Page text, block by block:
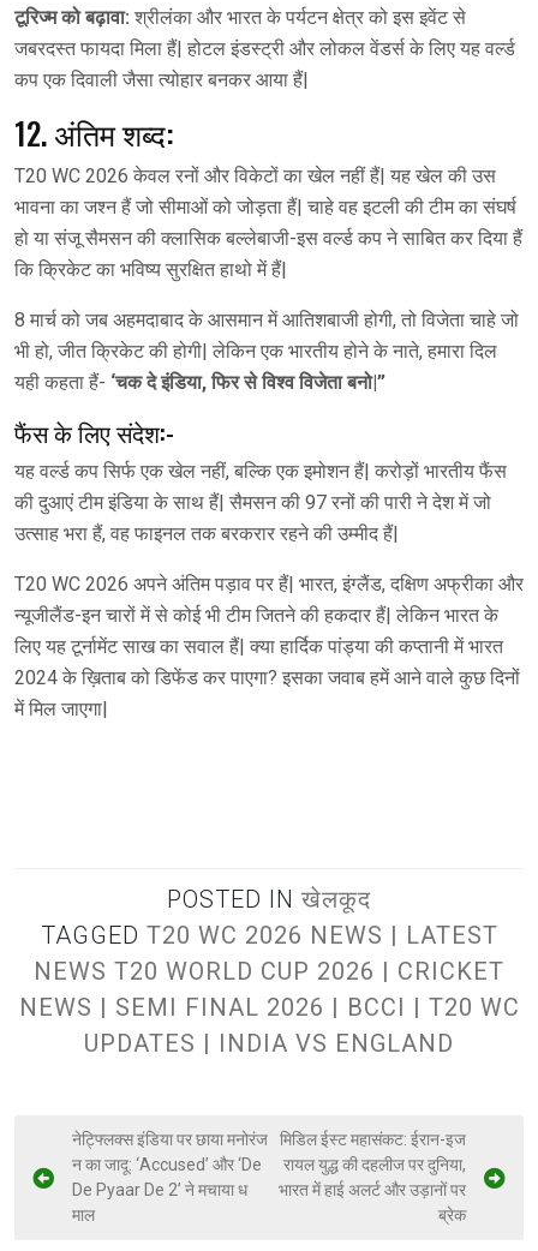
टूरिज्म को बढ़ावा: श्रीलंका और भारत के पर्यटन क्षेत्र को इस इवेंट से
जबरदस्त फायदा मिला हैं| होटल इंडस्ट्री और लोकल वेंडर्स के लिए यह वर्ल्ड
कप एक दिवाली जैसा त्योहार बनकर आया हैं|
12. अंतिम शब्द:
T20 WC 2026 केवल रनों और विकेटों का खेल नहीं हैं| यह खेल की उस
भावना का जश्न हैं जो सीमाओं को जोड़ता हैं| चाहे वह इटली की टीम का संघर्ष
हो या संजू सैमसन की क्लासिक बल्लेबाजी-इस वर्ल्ड कप ने साबित कर दिया हैं
कि क्रिकेट का भविष्य सुरक्षित हाथो में हैं|
8 मार्च को जब अहमदाबाद के आसमान में आतिशबाजी होगी, तो विजेता चाहे जो
भी हो, जीत क्रिकेट की होगी| लेकिन एक भारतीय होने के नाते, हमारा दिल
यही कहता हैं- ‘चक दे इंडिया, फिर से विश्व विजेता बनो|”
फैंस के लिए संदेश:-
यह वर्ल्ड कप सिर्फ एक खेल नहीं, बल्कि एक इमोशन हैं| करोड़ों भारतीय फैंस
की दुआएं टीम इंडिया के साथ हैं| सैमसन की 97 रनों की पारी ने देश में जो
उत्साह भरा हैं, वह फाइनल तक बरकरार रहने की उम्मीद हैं|
T20 WC 2026 अपने अंतिम पड़ाव पर हैं| भारत, इंग्लैंड, दक्षिण अफ्रीका और
न्यूजीलैंड-इन चारों में से कोई भी टीम जितने की हकदार हैं| लेकिन भारत के
लिए यह टूर्नामेंट साख का सवाल हैं| क्या हार्दिक पांड्या की कप्तानी में भारत
2024 के ख़िताब को डिफेंड कर पाएगा? इसका जवाब हमें आने वाले कुछ दिनों
में मिल जाएगा|
POSTED INखेलकूद
TAGGED T20 WC 2026 NEWS | LATEST
NEWS T20 WORLD CUP 2026 | CRICKET
NEWS | SEMI FINAL 2026 | BCCI | T20 WC
UPDATES | INDIA VS ENGLAND
नेट्फ्लिक्स इंडिया पर छाया मनोरंज
न का जादू: ‘Accused’ और ‘De
De Pyaar De 2’ ने मचाया ध
माल
मिडिल ईस्ट महासंकट: ईरान-इज
रायल युद्ध की दहलीज पर दुनिया,
भारत में हाई अलर्ट और उड़ानों पर
ब्रेक